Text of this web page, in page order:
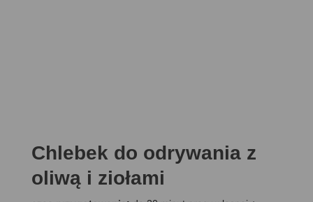
Chlebek do odrywania z
oliwą i ziołami